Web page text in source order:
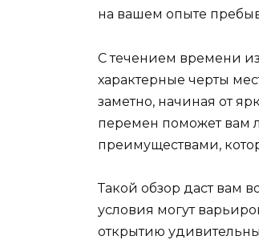
на вашем опыте
С течением времени
характерные черты
заметно, начиная от
перемен поможет вам
преимуществами,
Такой обзор даст вам
условия могут
открытию